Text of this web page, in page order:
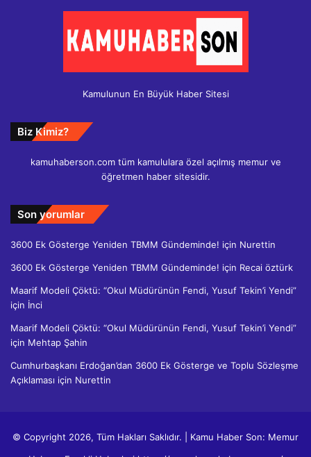
Kamulunun En Büyük Haber Sitesi
Biz Kimiz?
kamuhaberson.com tüm kamululara özel açılmış memur ve
öğretmen haber sitesidir.
Son yorumlar
3600 Ek Gösterge Yeniden TBMM Gündeminde! için Nurettin
3600 Ek Gösterge Yeniden TBMM Gündeminde! için Recai öztürk
Maarif Modeli Çöktü: “Okul Müdürünün Fendi, Yusuf Tekin’i Yendi”
için İnci
Maarif Modeli Çöktü: “Okul Müdürünün Fendi, Yusuf Tekin’i Yendi”
için Mehtap Şahin
Cumhurbaşkanı Erdoğan’dan 3600 Ek Gösterge ve Toplu Sözleşme
Açıklaması için Nurettin
© Copyright 2026, Tüm Hakları Saklıdır. | Kamu Haber Son: Memur